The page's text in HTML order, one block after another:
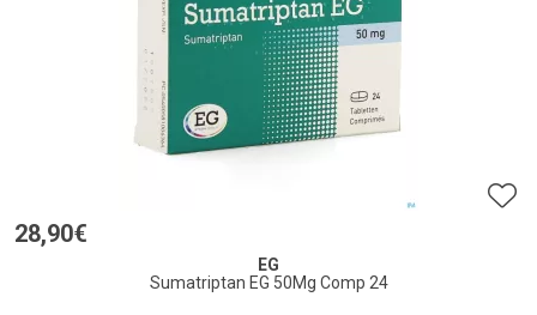
28,90€
EG
Sumatriptan EG 50Mg Comp 24